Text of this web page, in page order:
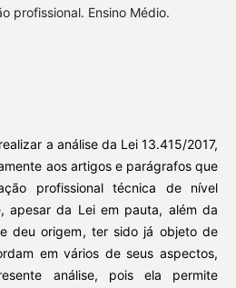
profissional. Ensino Médio.
a análise da Lei 13.415/2017,
aos artigos e parágrafos que
profissional técnica de nível
apesar da Lei em pauta, além da
deu origem, ter sido já objeto de
em vários de seus aspectos,
análise, pois ela permite